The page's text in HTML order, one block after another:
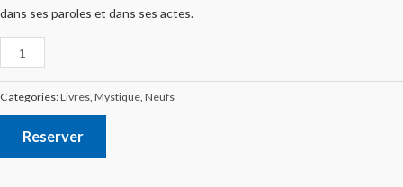
dans ses paroles et dans ses actes.
Categories:Livres Mystique Neufs
Reserver